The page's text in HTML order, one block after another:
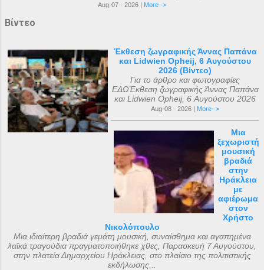
Aug-07 - 2026 | More ->
Βίντεο
Έκθεση ζωγραφικής Άννας Παπάνα
και Lidwien Opheij, 6 Αυγούστου
2026 (Βίντεο)
Για το άρθρο και φωτογραφίες
ΕΔΩΈκθεση ζωγραφικής Άννας Παπάνα
και Lidwien Opheij, 6 Αυγούστου 2026
Aug-08 - 2026 | More ->
Μια
ξεχωριστή
μουσική
βραδιά
στην
Ηράκλεια
με
αφιέρωμα
στον
Χρήστο
Νικολόπουλο
Μια ιδιαίτερη βραδιά γεμάτη μουσική, συναίσθημα και αγαπημένα
λαϊκά τραγούδια πραγματοποιήθηκε χθες, Παρασκευή 7 Αυγούστου,
στην πλατεία Δημαρχείου Ηράκλειας, στο πλαίσιο της πολιτιστικής
εκδήλωσης...